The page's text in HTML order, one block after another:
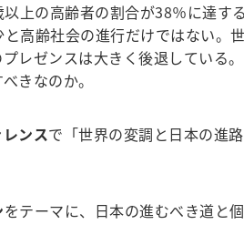
上の高齢者の割合が38％に達す
高齢社会の進行だけではない。
レゼンスは大きく後退している
きなのか。
ンスで「世界の変調と日本の進
をテーマに、日本の進むべき道と